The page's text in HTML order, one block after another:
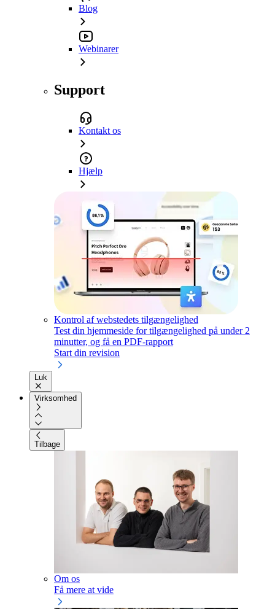
Blog
Webinarer
Support
Kontakt os
Hjælp
Kontrol af webstedets tilgængelighed
Test din hjemmeside for tilgængelighed på under 2
minutter, og få en PDF-rapport
Start din revision
Luk
Virksomhed
Tilbage
Om os
Få mere at vide